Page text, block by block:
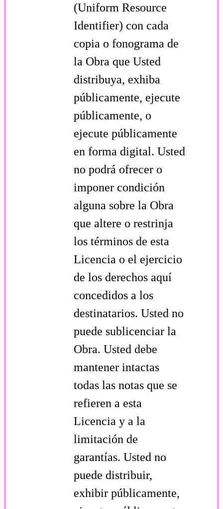
(Uniform Resource
Identifier) con cada
copia o fonograma de
la Obra que Usted
distribuya, exhiba
públicamente, ejecute
públicamente, o
ejecute públicamente
en forma digital. Usted
no podrá ofrecer o
imponer condición
alguna sobre la Obra
que altere o restrinja
los términos de esta
Licencia o el ejercicio
de los derechos aquí
concedidos a los
destinatarios. Usted no
puede sublicenciar la
Obra. Usted debe
mantener intactas
todas las notas que se
refieren a esta
Licencia y a la
limitación de
garantías. Usted no
puede distribuir,
exhibir públicamente,